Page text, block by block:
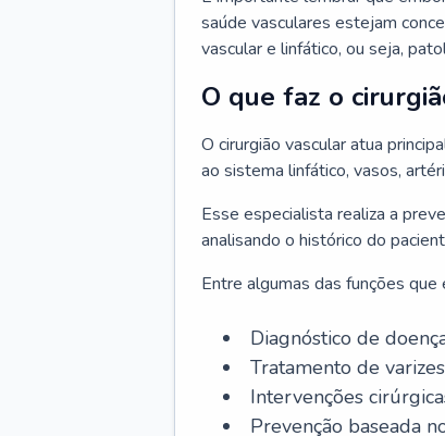
saúde vasculares estejam
vascular e linfático, ou seja,
O que faz o
O cirurgião vascular atua
ao sistema linfático, vasos,
Esse especialista realiza a
analisando o histórico do
Entre algumas das funções
Diagnóstico de
Tratamento de
Intervenções
Prevenção baseada